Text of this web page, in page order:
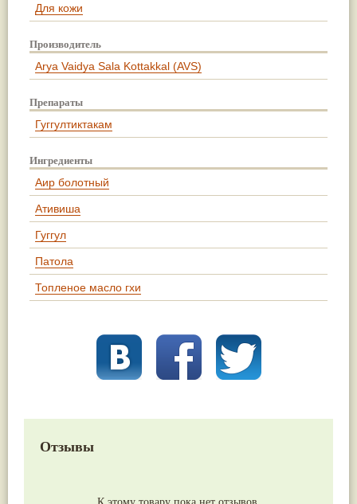
Для кожи
Производитель
Arya Vaidya Sala Kottakkal (AVS)
Препараты
Гуггултиктакам
Ингредиенты
Аир болотный
Ативиша
Гуггул
Патола
Топленое масло гхи
Отзывы